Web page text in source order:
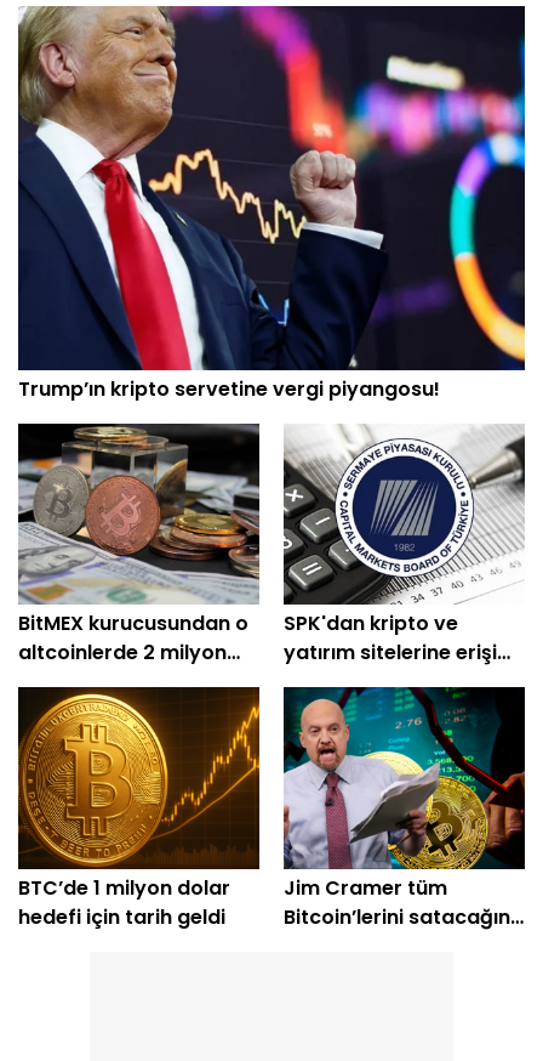
Trump’ın kripto servetine vergi piyangosu!
BitMEX kurucusundan o
altcoinlerde 2 milyon
dolarlık alım
SPK'dan kripto ve
yatırım sitelerine erişim
engeli
BTC’de 1 milyon dolar
hedefi için tarih geldi
Jim Cramer tüm
Bitcoin’lerini satacağını